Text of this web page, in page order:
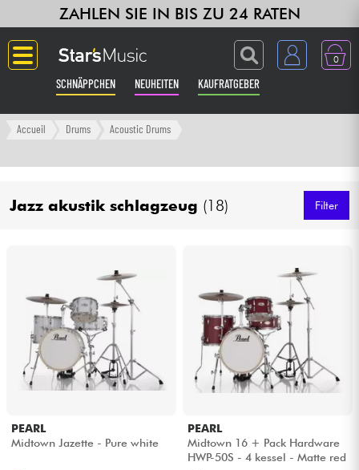
ZAHLEN SIE IN BIS ZU 24 RATEN
0
SCHNÄPPCHEN NEUHEITEN KAUFRATGEBER
Langue
Verstärker & Effekte
Synths & samplers
Studio
Kopfhörer
Accueil Drums Acoustic Drums
Jazz akustik schlagzeug (18) Filter
PEARL
Midtown Jazette - Pure white
PEARL
Midtown 16 + Pack Hardware
HWP-50S - 4 kessel - Matte red